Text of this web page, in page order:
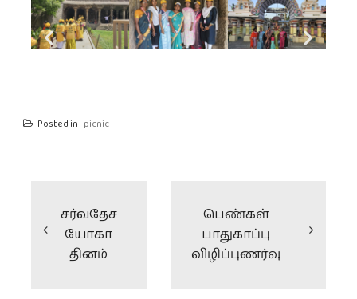
Posted in picnic
சர்வதேச
யோகா
தினம்
பெண்கள்
பாதுகாப்பு
விழிப்புணர்வு